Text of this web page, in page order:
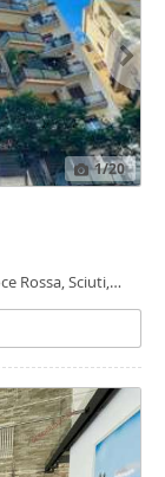
1/20
Rossa, Sciuti,